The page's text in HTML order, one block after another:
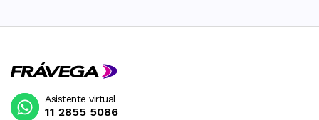
Asistente virtual
11 2855 5086